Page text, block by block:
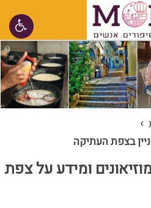
›
בצפת העתיקה
ומידע על צפת